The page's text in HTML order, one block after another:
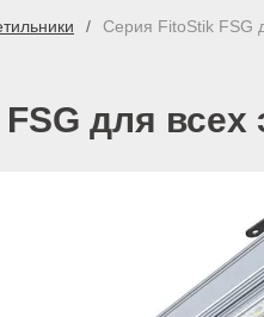
Серия FitoStik FSG
для всех